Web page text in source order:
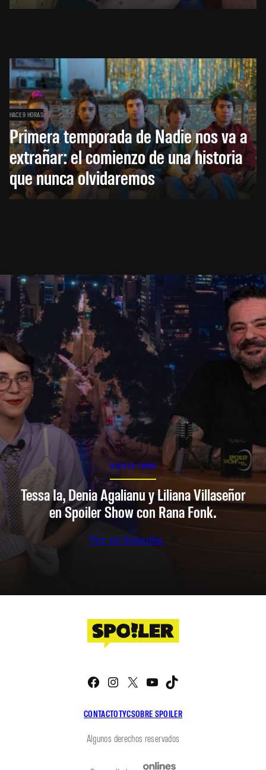
HACE 9 HORAS
Primera temporada de Nadie nos va a
extrañar: el comienzo de una historia
que nunca olvidaremos
SPOILER SHOW
Tessa Ia, Denia Agalianu y Liliana Villaseñor
en Spoiler Show con Rana Fonk.
Ver en Youtube
CONTACTOTYCSOBRE SPOILER
Facebook
Instagram
X YouTube
Algunos derechos reservados